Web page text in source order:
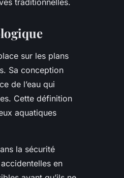
sur les plans
Sa conception
de l’eau qui
Cette définition
aquatiques
la sécurité
en